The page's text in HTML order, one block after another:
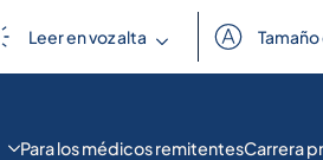
Leer en voz alta
Para los médicos remitentesCarrera